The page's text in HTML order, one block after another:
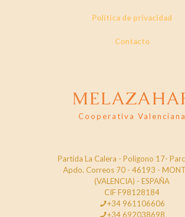
Política de privacidad
Contacto
Cooperativa Valenciana
Partida La Calera - Poligono 17-
Apdo. Correos 70 - 46193 -
(VALENCIA) - ESPAÑA
CIF F98128184
+34 961106606
+34 692038698